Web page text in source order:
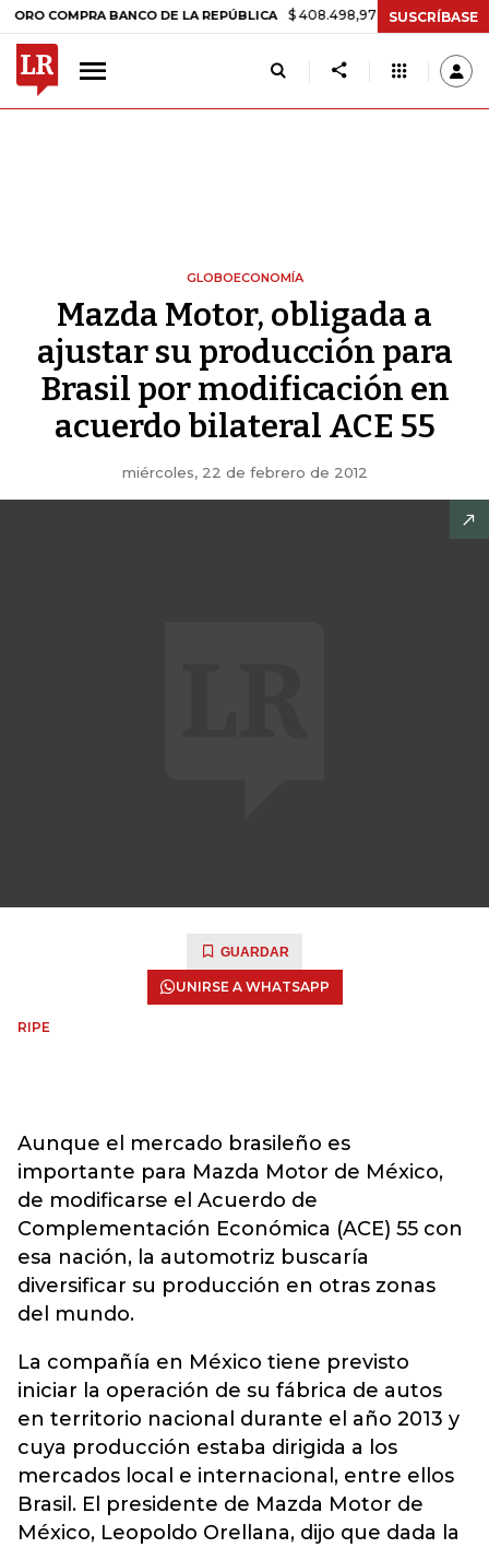
BANCO DE LA REPÚBLICA $ 408.498,97 +$ 8.753,81 +2,19%
SUSCRÍBASE
GLOBOECONOMÍA
Mazda Motor, obligada a
ajustar su producción para
Brasil por modificación en
acuerdo bilateral ACE 55
miércoles, 22 de febrero de 2012
GUARDAR
UNIRSE A WHATSAPP
RIPE
Aunque el mercado brasileño es
importante para Mazda Motor de México,
de modificarse el Acuerdo de
Complementación Económica (ACE) 55 con
esa nación, la automotriz buscaría
diversificar su producción en otras zonas
del mundo.
La compañía en México tiene previsto
iniciar la operación de su fábrica de autos
en territorio nacional durante el año 2013 y
cuya producción estaba dirigida a los
mercados local e internacional, entre ellos
Brasil. El presidente de Mazda Motor de
México, Leopoldo Orellana, dijo que dada la